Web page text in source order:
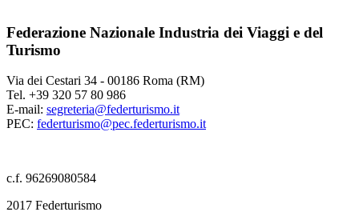
Federazione Nazionale Industria dei Viaggi e del
Turismo
Via dei Cestari 34 - 00186 Roma (RM)
Tel. +39 320 57 80 986
E-mail: segreteria@federturismo.it
PEC: federturismo@pec.federturismo.it
c.f. 96269080584
2017 Federturismo